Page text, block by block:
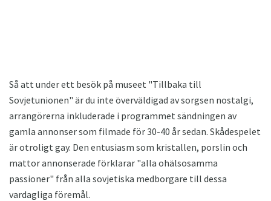
Så att under ett besök på museet "Tillbaka till
Sovjetunionen" är du inte överväldigad av sorgsen nostalgi,
arrangörerna inkluderade i programmet sändningen av
gamla annonser som filmade för 30-40 år sedan. Skådespelet
är otroligt gay. Den entusiasm som kristallen, porslin och
mattor annonserade förklarar "alla ohälsosamma
passioner" från alla sovjetiska medborgare till dessa
vardagliga föremål.